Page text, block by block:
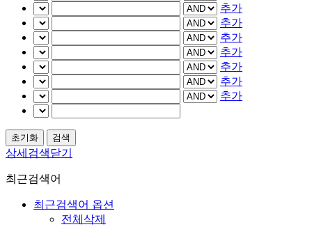
추가
추가
추가
추가
추가
추가
추가
상세검색닫기
최근검색어
최근검색어 옵션
전체삭제